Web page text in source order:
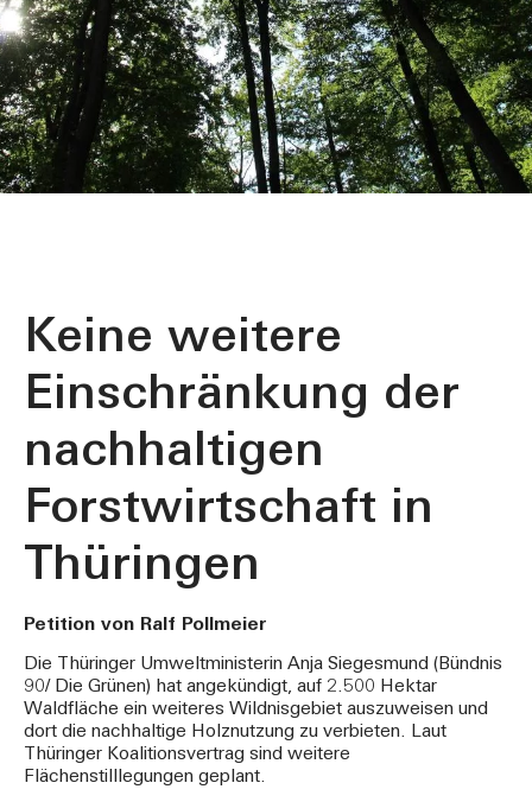
Keine weitere
Einschränkung der
nachhaltigen
Forstwirtschaft in
Thüringen
Petition von Ralf Pollmeier
Die Thüringer Umweltministerin Anja Siegesmund (Bündnis
90/ Die Grünen) hat angekündigt, auf 2.500 Hektar
Waldfläche ein weiteres Wildnisgebiet auszuweisen und
dort die nachhaltige Holznutzung zu verbieten. Laut
Thüringer Koalitionsvertrag sind weitere
Flächenstilllegungen geplant.